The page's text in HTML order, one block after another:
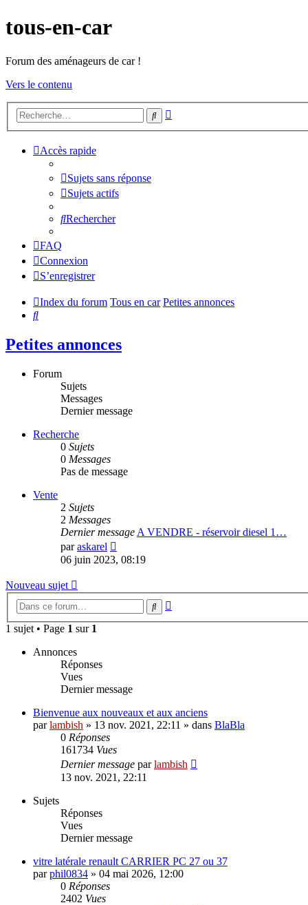
tous-en-car
Forum des aménageurs de car !
Vers le contenu
Rechercher
Accès rapide
Sujets sans réponse
Sujets actifs
Rechercher
FAQ
Connexion
S’enregistrer
Index du forum Tous en car Petites annonces
Rechercher
Petites annonces
Forum
Sujets
Messages
Dernier message
Recherche
0 Sujets
0 Messages
Pas de message
Vente
2 Sujets
2 Messages
Dernier message A VENDRE - réservoir diesel 1…
paraskarel
le
dernier
06 juin 2023, 08:19
Nouveau sujet
Rechercher
1 sujet • Page 1 sur 1
Annonces
Réponses
Vues
Dernier message
Bienvenue aux nouveaux et aux anciens
parlambish » 13 nov. 2021, 22:11 » dans BlaBla
0 Réponses
161734 Vues
Dernier message parlambish
13 nov. 2021, 22:11
Sujets
Réponses
Vues
Dernier message
vitre latérale renault CARRIER PC 27 ou 37
parphil0834 » 04 mai 2026, 12:00
0 Réponses
2402 Vues